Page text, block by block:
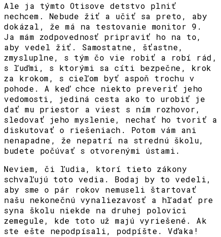
Ale ja týmto Otisove detstvo plniť
nechcem. Nebude žiť a učiť sa preto, aby
dokázal, že má na testovanie monitor 9.
Ja mám zodpovednosť pripraviť ho na to,
aby vedel žiť. Samostatne, šťastne,
zmysluplne, s tým čo vie robiť a robí rád,
s ľuďmi, s ktorými sa cíti bezpečne, krok
za krokom, s cieľom byť aspoň trochu v
pohode. A keď chce niekto preveriť jeho
vedomosti, jediná cesta ako to urobiť je
dať mu priestor a viest s ním rozhovor,
sledovať jeho myslenie, nechať ho tvoriť a
diskutovať o riešeniach. Potom vám ani
nenapadne, že nepatrí na strednú školu,
budete počúvať s otvorenými ústami.
Neviem, či ľudia, ktorí tieto zákony
schvaľujú toto vedia. Bodaj by to vedeli,
aby sme o pár rokov nemuseli štartovať
našu nekonečnú vynaliezavosť a hľadať pre
syna školu niekde na druhej polovici
zemegule, kde toto už majú vyriešené. Ak
ste ešte nepodpísali, podpíšte. Vďaka!